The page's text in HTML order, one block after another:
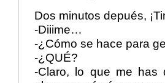
Dos minutos depués,
-Diiime…
-¿Cómo se hace para
-¿QUÉ?
-Claro, lo que me has